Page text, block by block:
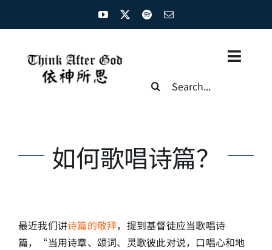
圣经概览
神学概论
Search
如何歌唱诗篇？
最近我们讲诗篇的敬拜，提到基督徒应当歌唱诗
篇，“当用诗章、颂词、灵歌彼此对说，口唱心和地